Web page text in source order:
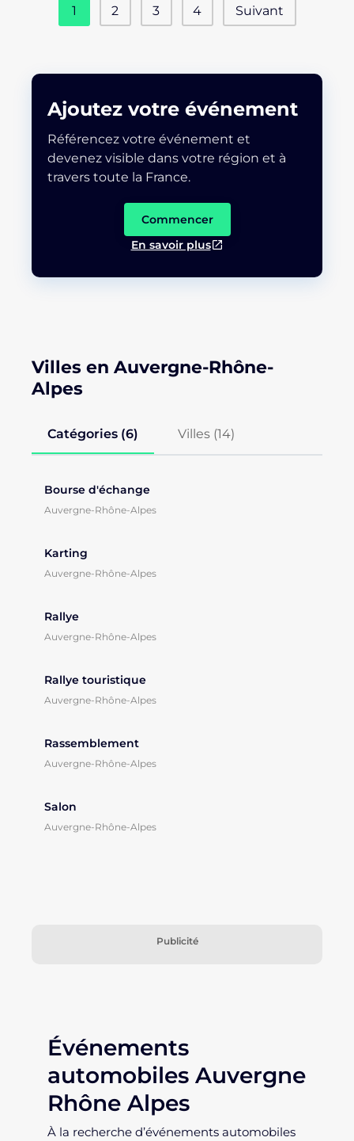
1 2 3 4 Suivant
Ajoutez votre événement
Référencez votre événement et
devenez visible dans votre région et à
travers toute la France.
Commencer
En savoir plus
Villes en Auvergne-Rhône-
Alpes
Catégories (6) Villes (14)
Bourse d'échange
Auvergne-Rhône-Alpes
Karting
Auvergne-Rhône-Alpes
Rallye
Auvergne-Rhône-Alpes
Rallye touristique
Auvergne-Rhône-Alpes
Rassemblement
Auvergne-Rhône-Alpes
Salon
Auvergne-Rhône-Alpes
Publicité
Événements
automobiles Auvergne
Rhône Alpes
À la recherche d’événements automobiles